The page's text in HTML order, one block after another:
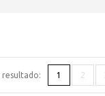
1 2
resultado: